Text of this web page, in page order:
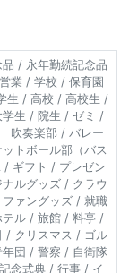
/ 永年勤続記念品
業 / 学校 / 保育園
生 / 高校 / 高校生 /
生 / 院生 / ゼミ /
吹奏楽部 / バレー
トボール部（バス
/ ギフト / プレゼン
ルグッズ / クラウ
ァングッズ / 就職
ル / 旅館 / 料亭 /
/ クリスマス / ゴル
団 / 警察 / 自衛隊
念式典 / 行事 / イ